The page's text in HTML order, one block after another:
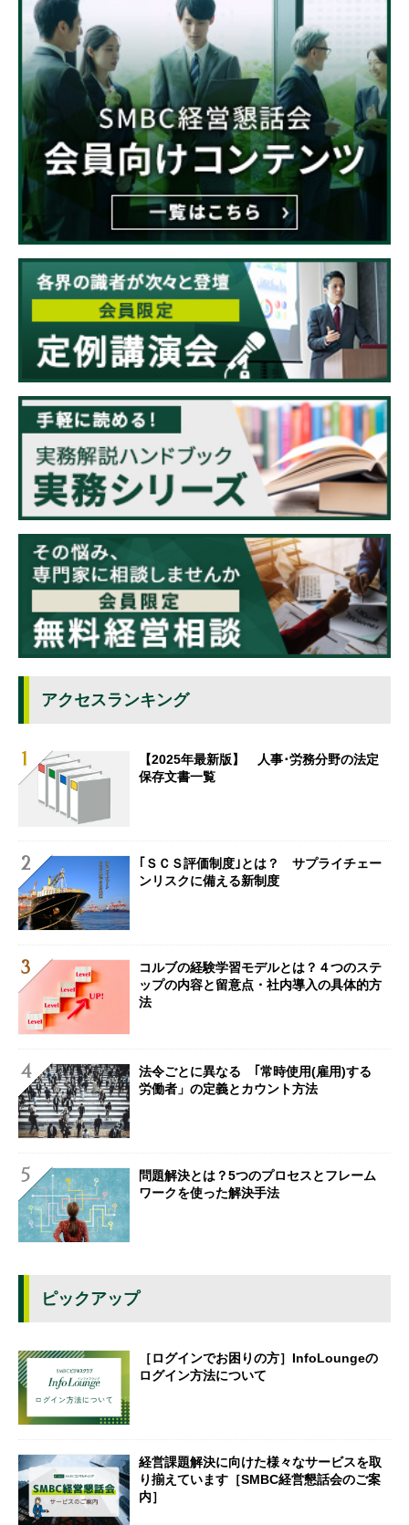
アクセスランキング
【2025年最新版】 人事･労務分野の法定
保存文書一覧
｢ＳＣＳ評価制度｣とは？ サプライチェー
ンリスクに備える新制度
コルブの経験学習モデルとは？４つのステ
ップの内容と留意点・社内導入の具体的方
法
法令ごとに異なる ｢常時使用(雇用)する
労働者」の定義とカウント方法
問題解決とは？5つのプロセスとフレーム
ワークを使った解決手法
ピックアップ
［ログインでお困りの方］InfoLoungeの
ログイン方法について
経営課題解決に向けた様々なサービスを取
り揃えています［SMBC経営懇話会のご案
内］